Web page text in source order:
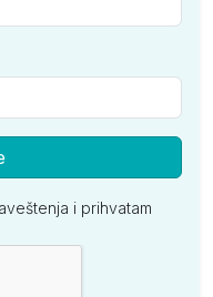
i prihvatam